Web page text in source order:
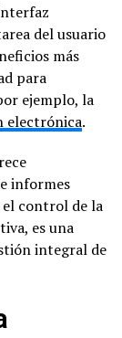
del usuario
más
para
ejemplo, la
electrónica.
informes
el control de la
es una
integral de